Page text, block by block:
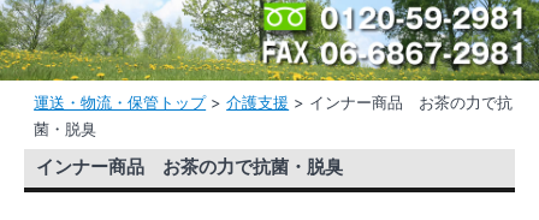
ッ
プ
運送・物流・保管トップ>介護支援 > インナー商品 お茶の力で抗
菌・脱臭
インナー商品 お茶の力で抗菌・脱臭